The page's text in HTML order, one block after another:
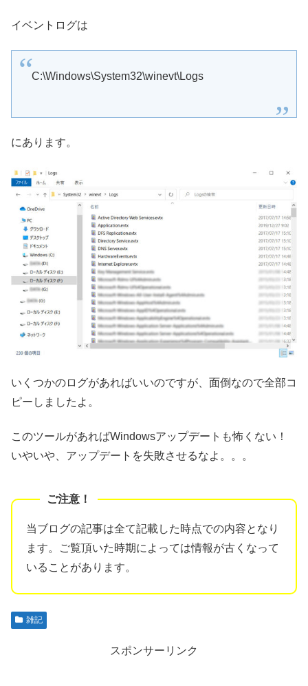
イベントログは
C:\Windows\System32\winevt\Logs
にあります。
いくつかのログがあればいいのですが、面倒なので全部コ
ピーしましたよ。
このツールがあればWindowsアップデートも怖くない！
いやいや、アップデートを失敗させるなよ。。。
当ブログの記事は全て記載した時点での内容となり
ます。ご覧頂いた時期によっては情報が古くなって
いることがあります。
雑記
スポンサーリンク